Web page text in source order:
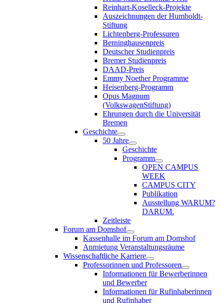
Reinhart-Koselleck-Projekte
Auszeichnungen der Humboldt-
Stiftung
Lichtenberg-Professuren
Berninghausenpreis
Deutscher Studienpreis
Bremer Studienpreis
DAAD-Preis
Emmy Noether Programme
Heisenberg-Programm
Opus Magnum
(VolkswagenStiftung)
Ehrungen durch die Universität
Bremen
Geschichte
50 Jahre
Geschichte
Programm
OPEN CAMPUS
WEEK
CAMPUS CITY
Publikation
Ausstellung WARUM?
DARUM.
Zeitleiste
Forum am Domshof
Kassenhalle im Forum am Domshof
Anmietung Veranstaltungsräume
Wissenschaftliche Karriere
Professorinnen und Professoren
Informationen für Bewerberinnen
und Bewerber
Informationen für Rufinhaberinnen
und Rufinhaber